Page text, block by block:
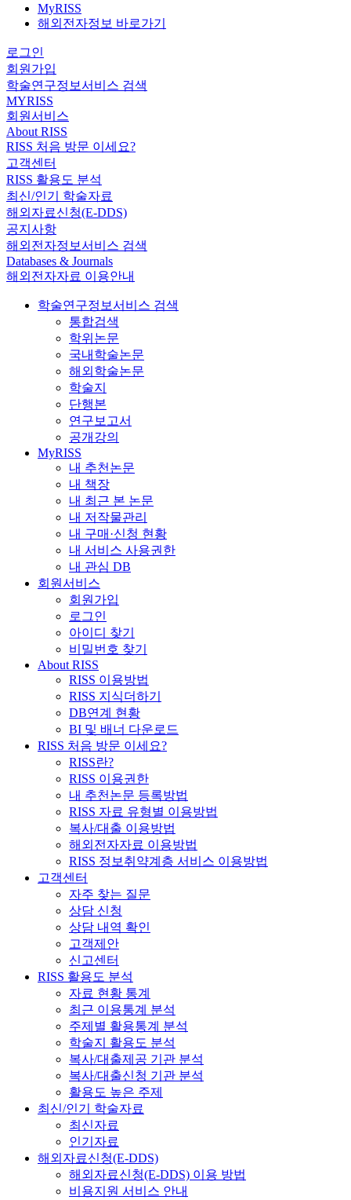
MyRISS
해외전자정보 바로가기
로그인
회원가입
학술연구정보서비스 검색
MYRISS
회원서비스
About RISS
RISS 처음 방문 이세요?
고객센터
RISS 활용도 분석
최신/인기 학술자료
해외자료신청(E-DDS)
공지사항
해외전자정보서비스 검색
Databases & Journals
해외전자자료 이용안내
학술연구정보서비스 검색
통합검색
학위논문
국내학술논문
해외학술논문
학술지
단행본
연구보고서
공개강의
MyRISS
내 추천논문
내 책장
내 최근 본 논문
내 저작물관리
내 구매·신청 현황
내 서비스 사용권한
내 관심 DB
회원서비스
회원가입
로그인
아이디 찾기
비밀번호 찾기
About RISS
RISS 이용방법
RISS 지식더하기
DB연계 현황
BI 및 배너 다운로드
RISS 처음 방문 이세요?
RISS란?
RISS 이용권한
내 추천논문 등록방법
RISS 자료 유형별 이용방법
복사/대출 이용방법
해외전자자료 이용방법
RISS 정보취약계층 서비스 이용방법
고객센터
자주 찾는 질문
상담 신청
상담 내역 확인
고객제안
신고센터
RISS 활용도 분석
자료 현황 통계
최근 이용통계 분석
주제별 활용통계 분석
학술지 활용도 분석
복사/대출제공 기관 분석
복사/대출신청 기관 분석
활용도 높은 주제
최신/인기 학술자료
최신자료
인기자료
해외자료신청(E-DDS)
해외자료신청(E-DDS) 이용 방법
비용지원 서비스 안내